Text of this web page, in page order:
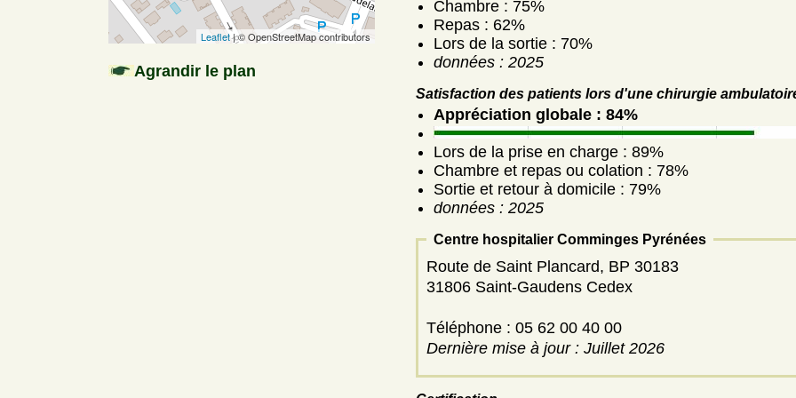
Leaflet| © OpenStreetMap contributors
Agrandir le plan
Chambre : 75%
Repas : 62%
Lors de la sortie : 70%
données : 2025
Satisfaction des patients lors d'une chirurgie
Appréciation globale : 84%
Lors de la prise en charge : 89%
Chambre et repas ou colation : 78%
Sortie et retour à domicile : 79%
données : 2025
Centre hospitalier Comminges Pyrénées
Route de Saint Plancard, BP 30183
31806 Saint-Gaudens Cedex
Téléphone : 05 62 00 40 00
Dernière mise à jour : Juillet 2026